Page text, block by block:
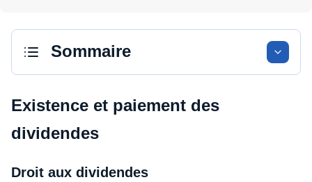
Sommaire
Existence et paiement des
dividendes
Droit aux dividendes